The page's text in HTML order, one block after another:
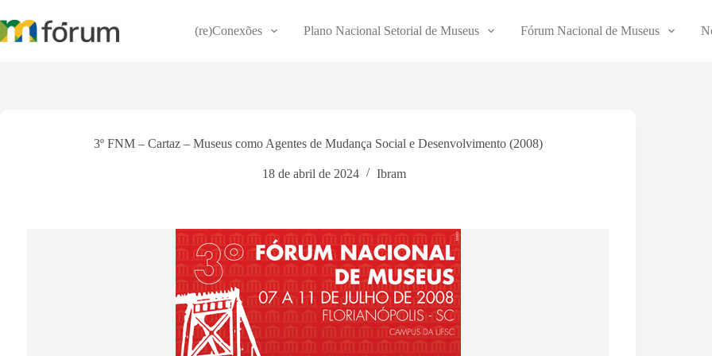
para
o
(re)Conexões Plano Nacional Setorial de Museus Fórum Nacional de Museus
3º FNM – Cartaz – Museus como Agentes de Mudança Social e Desenvolvimento (2008)
18 de abril de 2024 Ibram